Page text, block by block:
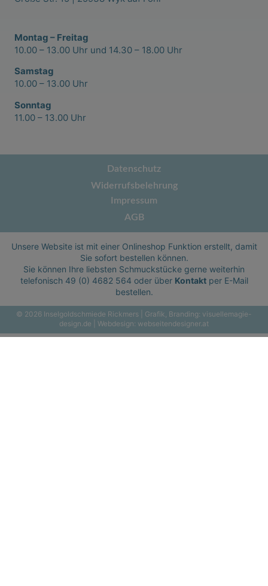
Montag – Freitag
10.00 – 13.00 Uhr und 14.30 – 18.00 Uhr
Samstag
10.00 – 13.00 Uhr
Sonntag
11.00 – 13.00 Uhr
Datenschutz
Widerrufsbelehrung
Impressum
AGB
Unsere Website ist mit einer Onlineshop Funktion erstellt, damit
Sie sofort bestellen können.
Sie können Ihre liebsten Schmuckstücke gerne weiterhin
telefonisch 49 (0) 4682 564 oder über Kontaktper E-Mail
bestellen.
© 2026 Inselgoldschmiede Rickmers | Grafik, Branding: visuellemagie-
design.de | Webdesign: webseitendesigner.at